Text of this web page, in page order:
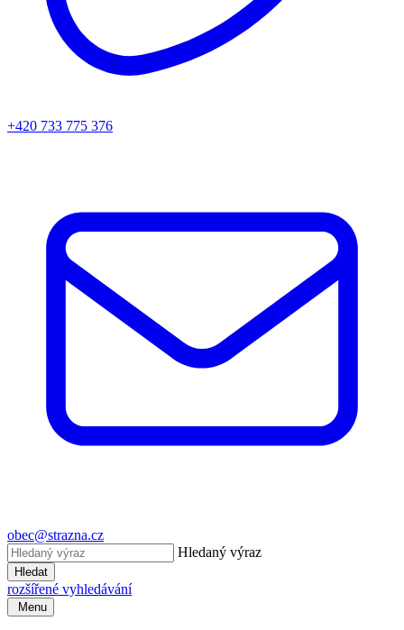
+420 733 775 376
obec@strazna.cz
Hledaný výraz
Hledat
rozšířené vyhledávání
Menu